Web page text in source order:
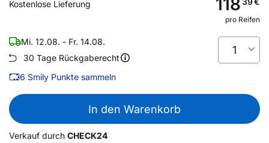
Kostenlose Lieferung 118
pro Reifen
Mi. 12.08. - Fr. 14.08.
30 Tage Rückgaberecht
6 Smily Punkte sammeln
1
In den Warenkorb
Verkauf durch CHECK24